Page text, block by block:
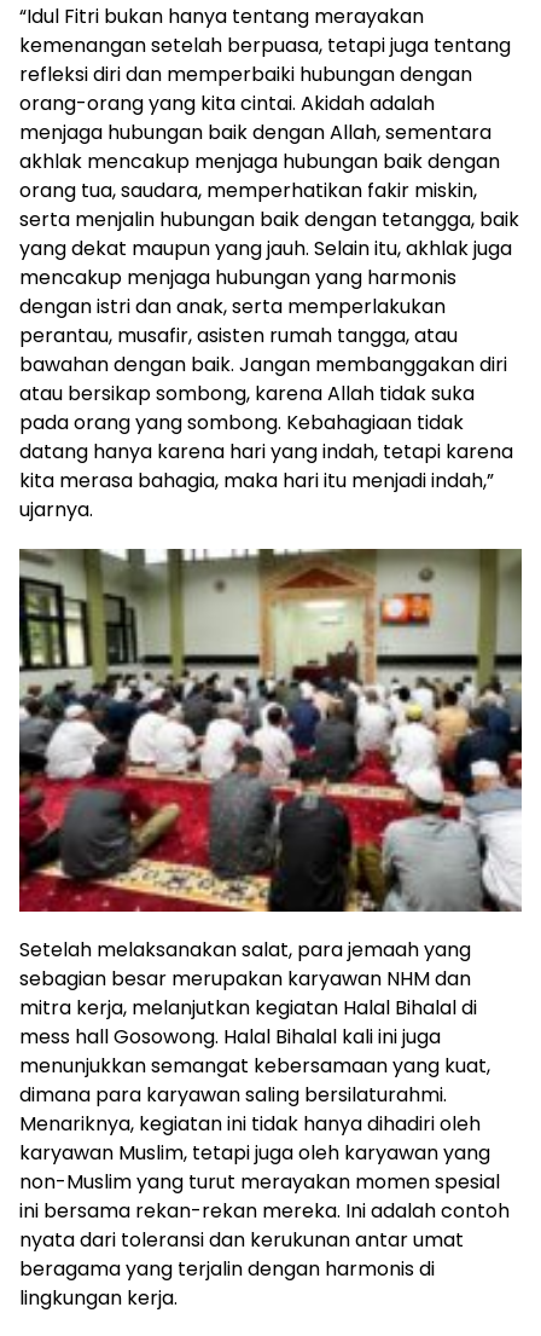
“Idul Fitri bukan hanya tentang merayakan
kemenangan setelah berpuasa, tetapi juga tentang
refleksi diri dan memperbaiki hubungan dengan
orang-orang yang kita cintai. Akidah adalah
menjaga hubungan baik dengan Allah, sementara
akhlak mencakup menjaga hubungan baik dengan
orang tua, saudara, memperhatikan fakir miskin,
serta menjalin hubungan baik dengan tetangga, baik
yang dekat maupun yang jauh. Selain itu, akhlak juga
mencakup menjaga hubungan yang harmonis
dengan istri dan anak, serta memperlakukan
perantau, musafir, asisten rumah tangga, atau
bawahan dengan baik. Jangan membanggakan diri
atau bersikap sombong, karena Allah tidak suka
pada orang yang sombong. Kebahagiaan tidak
datang hanya karena hari yang indah, tetapi karena
kita merasa bahagia, maka hari itu menjadi indah,”
ujarnya.
Setelah melaksanakan salat, para jemaah yang
sebagian besar merupakan karyawan NHM dan
mitra kerja, melanjutkan kegiatan Halal Bihalal di
mess hall Gosowong. Halal Bihalal kali ini juga
menunjukkan semangat kebersamaan yang kuat,
dimana para karyawan saling bersilaturahmi.
Menariknya, kegiatan ini tidak hanya dihadiri oleh
karyawan Muslim, tetapi juga oleh karyawan yang
non-Muslim yang turut merayakan momen spesial
ini bersama rekan-rekan mereka. Ini adalah contoh
nyata dari toleransi dan kerukunan antar umat
beragama yang terjalin dengan harmonis di
lingkungan kerja.